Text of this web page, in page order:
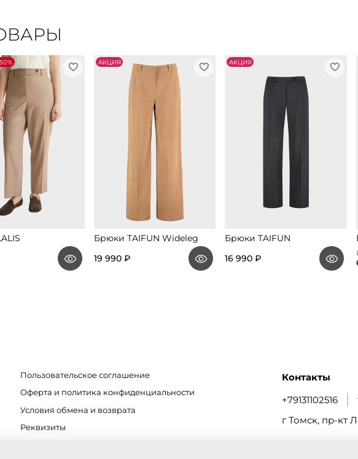
АKЦИЯ
Брюки TAIFUN Wideleg
19 990 ₽
АKЦИЯ
Брюки TAIFUN
16 990 ₽
Пользовательское соглашение
Оферта и политика конфиденциальности
Условия обмена и возврата
Реквизиты
Контакты
+79131102516
г Томск, пр-кт